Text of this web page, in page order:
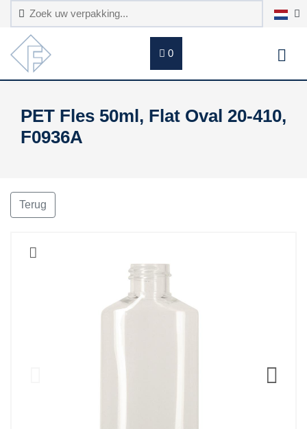
0
PET Fles 50ml, Flat Oval 20-410,
F0936A
Terug